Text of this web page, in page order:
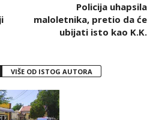
Policija uhapsila
maloletnika, pretio da će
ubijati isto kao K.K.
VIŠE OD ISTOG AUTORA